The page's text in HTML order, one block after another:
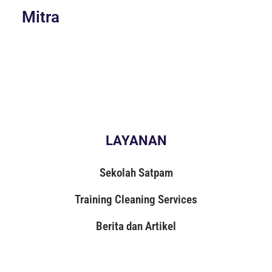
Mitra
LAYANAN
Sekolah Satpam
Training Cleaning Services
Berita dan Artikel